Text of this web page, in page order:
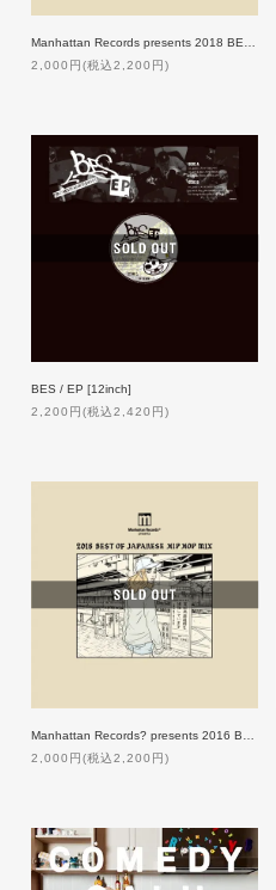
2,000円(税込2,200円)
BES / EP [12inch]
2,200円(税込2,420円)
2,000円(税込2,200円)